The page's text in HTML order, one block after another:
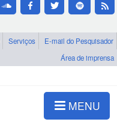
Serviços
E-mail do Pesquisador
Área de imprensa
MENU